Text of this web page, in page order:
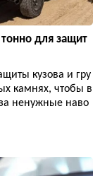
для защит
кузова и гру
камнях, чтобы в
ненужные наво